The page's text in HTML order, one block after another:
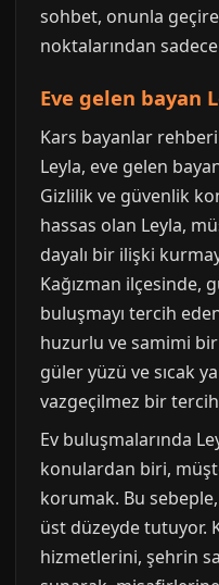
sohbet, onunla
noktalarından
Eve gelen bayan
Kars bayanlar
Leyla, eve gelen
Gizlilik ve güvenlik
hassas olan Leyla,
dayalı bir ilişki
Kağızman ilçesinde,
buluşmayı tercih
huzurlu ve samimi
güler yüzü ve sıcak
vazgeçilmez bir
Ev buluşmalarında
konulardan biri,
korumak. Bu
üst düzeyde tutuyor.
hizmetlerini, şehrin